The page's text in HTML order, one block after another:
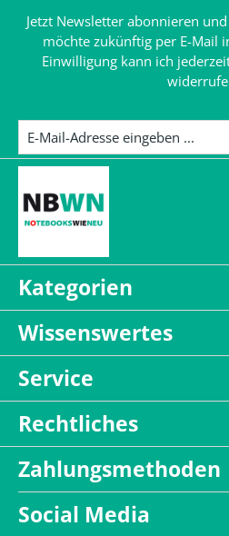
Jetzt Newsletter abonnieren
möchte zukünftig per E-Mail
Einwilligung kann ich
Kategorien
Wissenswertes
Service
Rechtliches
Zahlungsmethoden
Social Media